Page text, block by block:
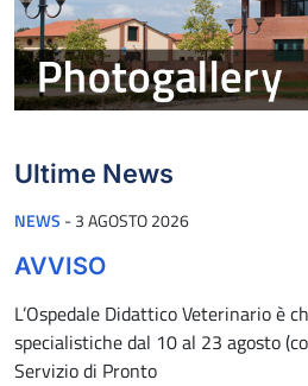
Ultime News
NEWS -PUBBLICATO IL
3 AGOSTO 2026
AVVISO
L’Ospedale Didattico Veterinario è
specialistiche dal 10 al 23 agosto
Servizio di Pronto